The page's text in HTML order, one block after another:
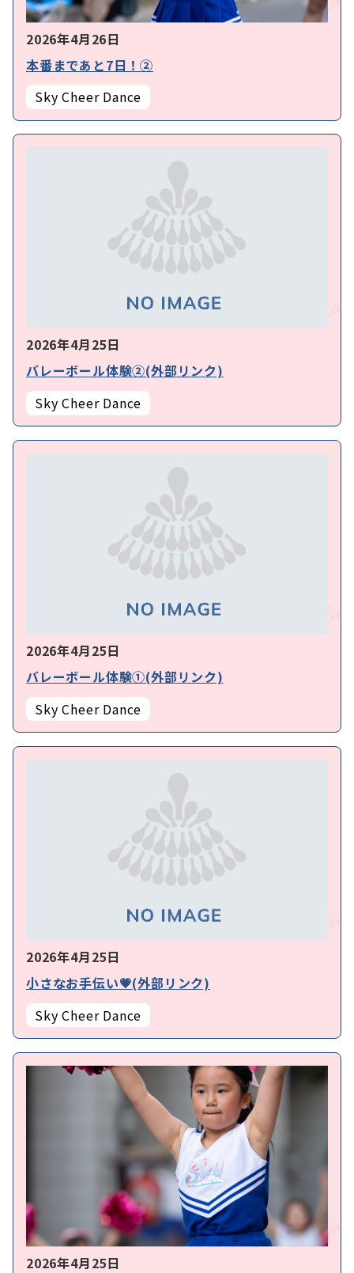
2026年4月26日
本番まであと7日！②
Sky Cheer Dance
2026年4月25日
バレーボール体験②(外部リンク)
Sky Cheer Dance
2026年4月25日
バレーボール体験①(外部リンク)
Sky Cheer Dance
2026年4月25日
小さなお手伝い💗(外部リンク)
Sky Cheer Dance
2026年4月25日